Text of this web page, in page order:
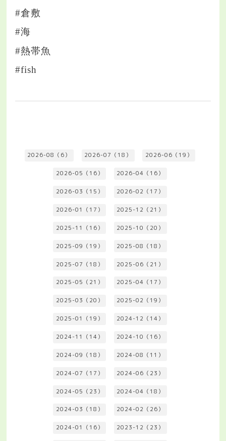
#倉敷
#海
#熱帯魚
#fish
2026-08（6） 2026-07（18） 2026-06（19）
2026-05（16） 2026-04（16）
2026-03（15） 2026-02（17）
2026-01（17） 2025-12（21）
2025-11（16） 2025-10（20）
2025-09（19） 2025-08（18）
2025-07（18） 2025-06（21）
2025-05（21） 2025-04（17）
2025-03（20） 2025-02（19）
2025-01（19） 2024-12（14）
2024-11（14） 2024-10（16）
2024-09（18） 2024-08（11）
2024-07（17） 2024-06（23）
2024-05（23） 2024-04（18）
2024-03（18） 2024-02（26）
2024-01（16） 2023-12（23）